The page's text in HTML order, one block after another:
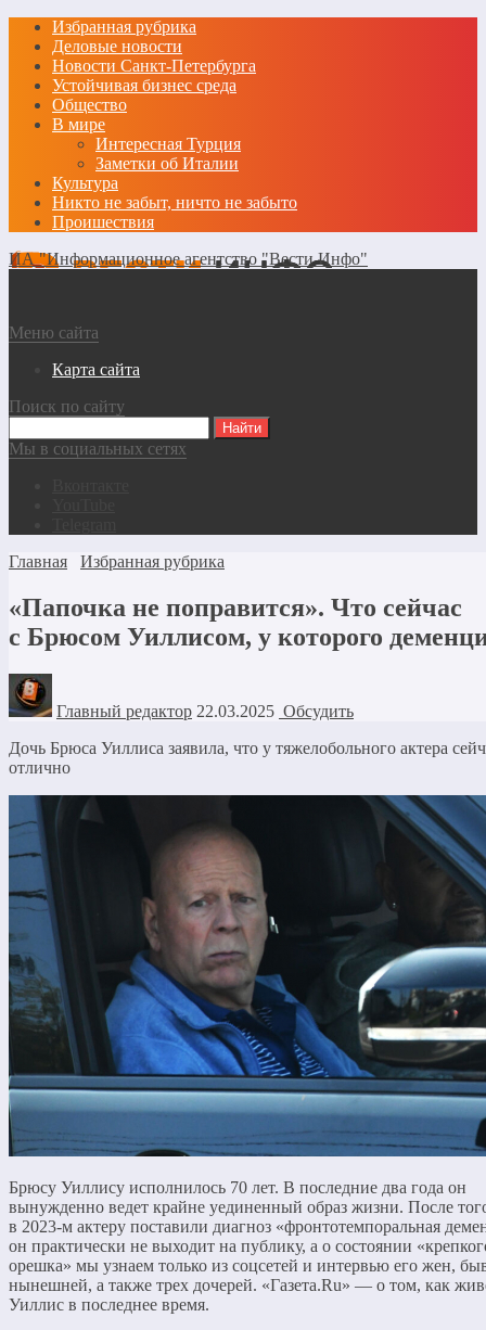
Избранная рубрика
Деловые новости
Новости Санкт-Петербурга
Устойчивая бизнес среда
Общество
В мире
Интересная Турция
Заметки об Италии
Культура
Никто не забыт, ничто не забыто
Проишествия
ИА "Информационное агентство "Вести Инфо"
Меню сайта
Карта сайта
Поиск по сайту
Мы в социальных сетях
Главная
Избранная рубрика
«Папочка не поправится». Что сейчас
с Брюсом Уиллисом, у которого
Главный редактор 22.03.2025 Обсудить
Дочь Брюса Уиллиса заявила, что у тяжелобольного актера
отлично
Брюсу Уиллису исполнилось 70 лет. В последние два года он
вынужденно ведет крайне уединенный образ жизни. После
в 2023-м актеру поставили диагноз «фронтотемпоральная
он практически не выходит на публику, а о состоянии
орешка» мы узнаем только из соцсетей и интервью его жен,
нынешней, а также трех дочерей. «Газета.Ru» — о том, как
Уиллис в последнее время.